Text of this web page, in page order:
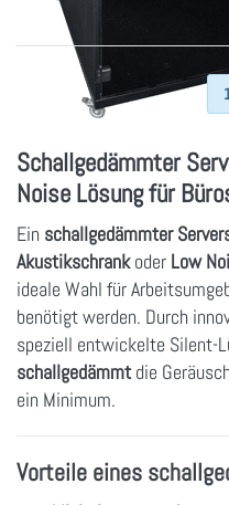
Zurück
Schallgedämmter
Noise Lösung für
Ein schallgedämmter
Akustikschrankoder Low
ideale Wahl für
benötigt werden. Durch
speziell entwickelte Silent-
schallgedämmt die
ein Minimum.
Vorteile eines